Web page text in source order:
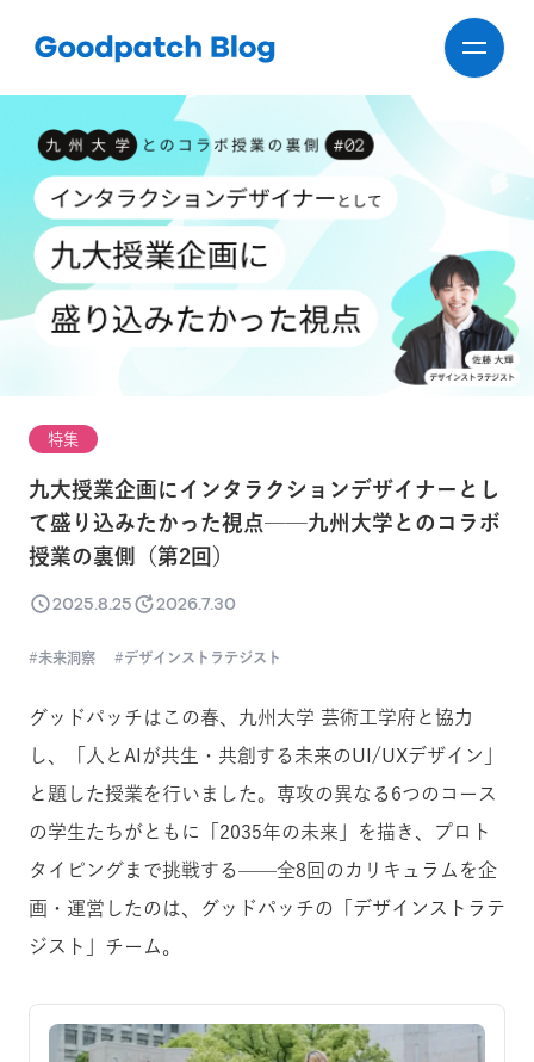
特集
九大授業企画にインタラクションデザイナーとし
て盛り込みたかった視点──九州大学とのコラボ
授業の裏側（第2回）
2025.8.25 2026.7.30
未来洞察 デザインストラテジスト
グッドパッチはこの春、九州大学 芸術工学府と協力
し、「人とAIが共生・共創する未来のUI/UXデザイン」
と題した授業を行いました。専攻の異なる6つのコース
の学生たちがともに「2035年の未来」を描き、プロト
タイピングまで挑戦する——全8回のカリキュラムを企
画・運営したのは、グッドパッチの「デザインストラテ
ジスト」チーム。